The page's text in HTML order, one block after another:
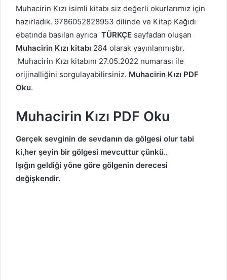
Muhacirin Kızı isimli kitabı siz değerli okurlarımız için
hazırladık. 9786052828953 dilinde ve Kitap Kağıdı
ebatında basılan ayrıca TÜRKÇE sayfadan oluşan
Muhacirin Kızı kitabı 284 olarak yayınlanmıştır.
Muhacirin Kızı kitabını 27.05.2022 numarası ile
orijinalliğini sorgulayabilirsiniz. Muhacirin Kızı PDF
Oku.
Muhacirin Kızı PDF Oku
Gerçek sevginin de sevdanın da gölgesi olur tabi
ki,her şeyin bir gölgesi mevcuttur çünkü..
Işığın geldiği yöne göre gölgenin derecesi
değişkendir.